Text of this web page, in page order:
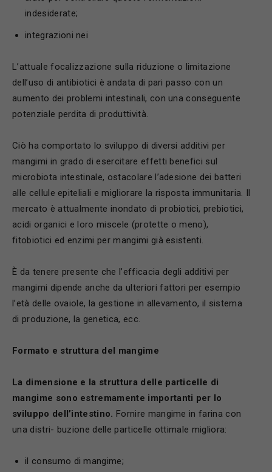
indesiderate;
integrazioni nei
L’attuale focalizzazione sulla riduzione o limitazione
dell’uso di antibiotici è andata di pari passo con un
aumento dei problemi intestinali, con una conseguente
potenziale perdita di produttività.
Ciò ha comportato lo sviluppo di diversi additivi per
mangimi in grado di esercitare effetti benefici sul
microbiota intestinale, ostacolare l’adesione dei batteri
alle cellule epiteliali e migliorare la risposta immunitaria. Il
mercato è attualmente inondato di probiotici, prebiotici,
acidi organici e loro miscele (protette o meno),
fitobiotici ed enzimi per mangimi già esistenti.
È da tenere presente che l’efficacia degli additivi per
mangimi dipende anche da ulteriori fattori per esempio
l’età delle ovaiole, la gestione in allevamento, il sistema
di produzione, la genetica, ecc.
Formato e struttura del mangime
La dimensione e la struttura delle particelle di
mangime sono estremamente importanti per lo
sviluppo dell’intestino.Fornire mangime in farina con
una distri- buzione delle particelle ottimale migliora:
il consumo di mangime;